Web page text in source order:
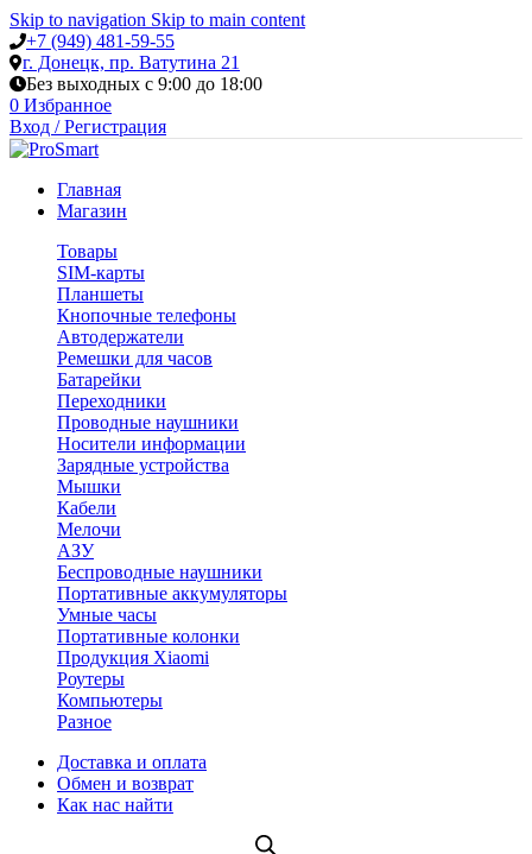
Skip to navigation Skip to main content
+7 (949) 481-59-55
г. Донецк, пр. Ватутина 21
Без выходных с 9:00 до 18:00
0 Избранное
Вход / Регистрация
Главная
Магазин
Товары
SIM-карты
Планшеты
Кнопочные телефоны
Автодержатели
Ремешки для часов
Батарейки
Переходники
Проводные наушники
Носители информации
Зарядные устройства
Мышки
Кабели
Мелочи
АЗУ
Беспроводные наушники
Портативные аккумуляторы
Умные часы
Портативные колонки
Продукция Xiaomi
Роутеры
Компьютеры
Разное
Доставка и оплата
Обмен и возврат
Как нас найти